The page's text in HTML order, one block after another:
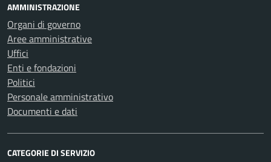
AMMINISTRAZIONE
Organi di governo
Aree amministrative
Uffici
Enti e fondazioni
Politici
Personale amministrativo
Documenti e dati
CATEGORIE DI SERVIZIO